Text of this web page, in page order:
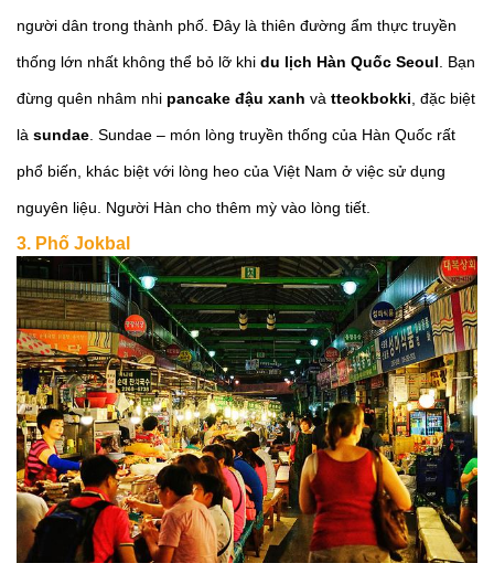
người dân trong thành phố. Đây là thiên đường ẩm thực truyền
thống lớn nhất không thể bỏ lỡ khi du lịch Hàn Quốc Seoul. Bạn
đừng quên nhâm nhi pancake đậu xanh và tteokbokki, đặc biệt
là sundae. Sundae – món lòng truyền thống của Hàn Quốc rất
phổ biến, khác biệt với lòng heo của Việt Nam ở việc sử dụng
nguyên liệu. Người Hàn cho thêm mỳ vào lòng tiết.
3. Phố Jokbal